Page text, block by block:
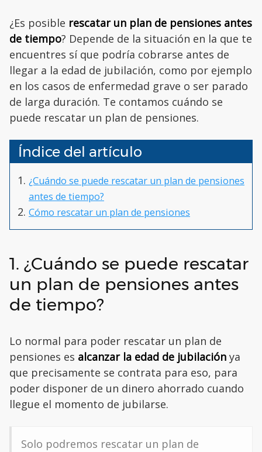
¿Es posible rescatar un plan de pensiones antes
de tiempo? Depende de la situación en la que te
encuentres sí que podría cobrarse antes de
llegar a la edad de jubilación, como por ejemplo
en los casos de enfermedad grave o ser parado
de larga duración. Te contamos cuándo se
puede rescatar un plan de pensiones.
Índice del artículo
¿Cuándo se puede rescatar un plan de pensiones
antes de tiempo?
Cómo rescatar un plan de pensiones
1. ¿Cuándo se puede rescatar
un plan de pensiones antes
de tiempo?
Lo normal para poder rescatar un plan de
pensiones es alcanzar la edad de jubilación ya
que precisamente se contrata para eso, para
poder disponer de un dinero ahorrado cuando
llegue el momento de jubilarse.
Solo podremos rescatar un plan de